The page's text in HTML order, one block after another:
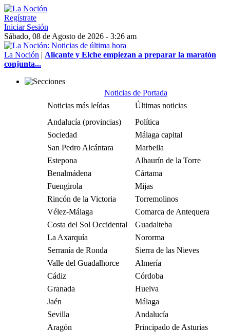
Regístrate
Iniciar Sesión
Sábado, 08 de Agosto de 2026 - 3:26 am
La Noción | Alicante y Elche empiezan a preparar la maratón
conjunta...
Noticias de Portada
Noticias más leídas
Últimas noticias
Andalucía (provincias)
Política
Sociedad
Málaga capital
San Pedro Alcántara
Marbella
Estepona
Alhaurín de la Torre
Benalmádena
Cártama
Fuengirola
Mijas
Rincón de la Victoria
Torremolinos
Vélez-Málaga
Comarca de Antequera
Costa del Sol Occidental
Guadalteba
La Axarquía
Nororma
Serranía de Ronda
Sierra de las Nieves
Valle del Guadalhorce
Almería
Cádiz
Córdoba
Granada
Huelva
Jaén
Málaga
Sevilla
Andalucía
Aragón
Principado de Asturias